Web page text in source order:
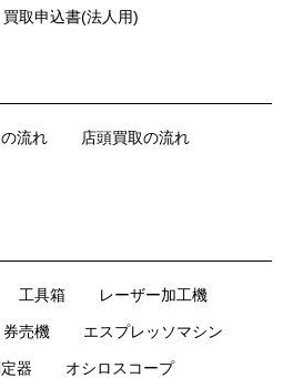
買取申込書(法人用)
流れ 店頭買取の流れ
工具箱 レーザー加工機
券売機 エスプレッソマシン
器 オシロスコープ